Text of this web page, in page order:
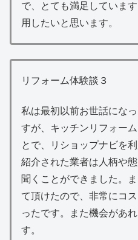
で、とても満足していま
用したいと思います。
リフォーム体験談３
私は最初以前お世話にな
すが、キッチンリフォー
とで、リショップナビを
紹介された業者は人柄や
聞くことができました。
て頂けたので、非常にコ
ったです。また機会があ
す。